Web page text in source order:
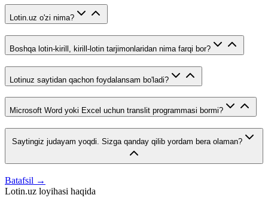
Lotin.uz o'zi nima?
Boshqa lotin-kirill, kirill-lotin tarjimonlaridan nima farqi bor?
Lotinuz saytidan qachon foydalansam bo'ladi?
Microsoft Word yoki Excel uchun translit programmasi bormi?
Saytingiz judayam yoqdi. Sizga qanday qilib yordam bera olaman?
Batafsil →
Lotin.uz loyihasi haqida